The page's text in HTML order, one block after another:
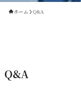
ホーム Q&A
Q&A